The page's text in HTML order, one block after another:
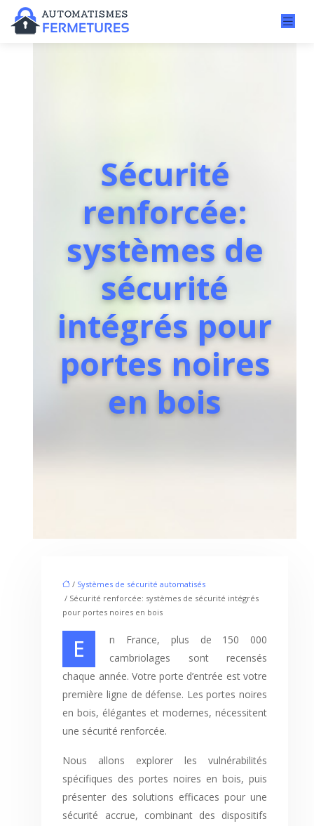
Sécurité
renforcée:
systèmes de
sécurité
intégrés pour
portes noires
en bois
/ Systèmes de sécurité automatisés
/ Sécurité renforcée: systèmes de sécurité intégrés
pour portes noires en bois
En France, plus de 150 000
cambriolages sont recensés
chaque année. Votre porte d’entrée est votre
première ligne de défense. Les portes noires
en bois, élégantes et modernes, nécessitent
une sécurité renforcée.
Nous allons explorer les vulnérabilités
spécifiques des portes noires en bois, puis
présenter des solutions efficaces pour une
sécurité accrue, combinant des dispositifs